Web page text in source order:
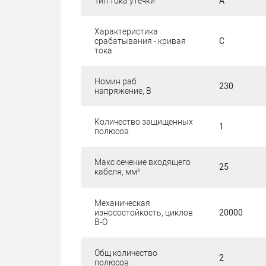
Характеристика
срабатывания - кривая
тока
C
Номин раб
напряжение, В
230
Количество защищенных
полюсов
1
Макс сечение входящего
кабеля, мм²
25
Механическая
износостойкость, циклов
В-О
20000
Общ количество
полюсов
2